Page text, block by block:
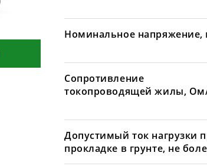
Номинальное напряжение,
Сопротивление
токопроводящей жилы,
Допустимый ток нагрузки
прокладке в грунте, не